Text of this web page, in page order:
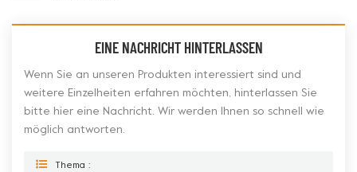
EINE NACHRICHT HINTERLASSEN
Wenn Sie an unseren Produkten interessiert sind und
weitere Einzelheiten erfahren möchten, hinterlassen Sie
bitte hier eine Nachricht. Wir werden Ihnen so schnell wie
möglich antworten.
Thema :